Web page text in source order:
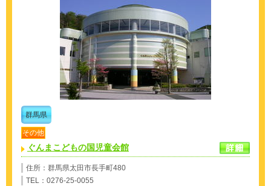
群馬県
その他
ぐんまこどもの国児童会館
住所：群馬県太田市長手町480
TEL：0276-25-0055